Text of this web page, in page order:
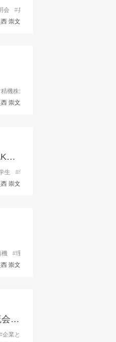
会 #兵庫県
崇文
精機株式会社
崇文
兵庫を中心とした“学生向け”学外活動情報を発信するSNSアカウント『GAKGAK 』開設！
生 #学外活動
崇文
機 #理工系人材
崇文
ひょうごのシゴト、ちょっと見てみる？「モノづくり企業 オンライン交流会」参加者募集中！
企業とのオンライン交流会